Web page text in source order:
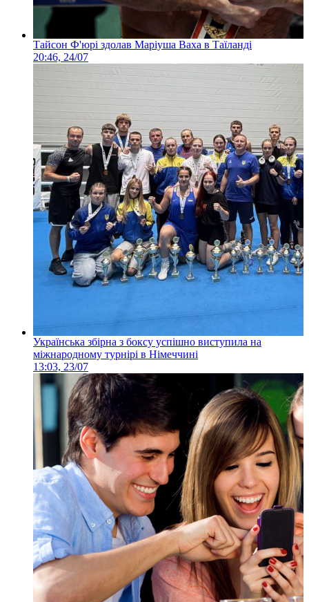
Тайсон Ф'юрі здолав Маріуша Ваха в Таїланді
20:46, 24/07
Українська збірна з боксу успішно виступила на
міжнародному турнірі в Німеччині
13:03, 23/07